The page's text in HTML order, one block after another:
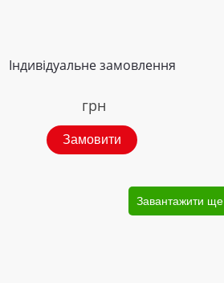
Індивідуальне замовлення
грн
Замовити
Завантажити ще